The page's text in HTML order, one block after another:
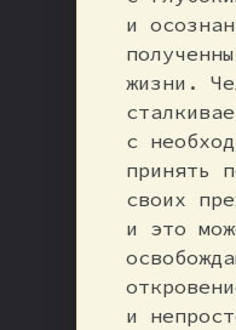
и
жизни.
с
принять
своих
и это
и